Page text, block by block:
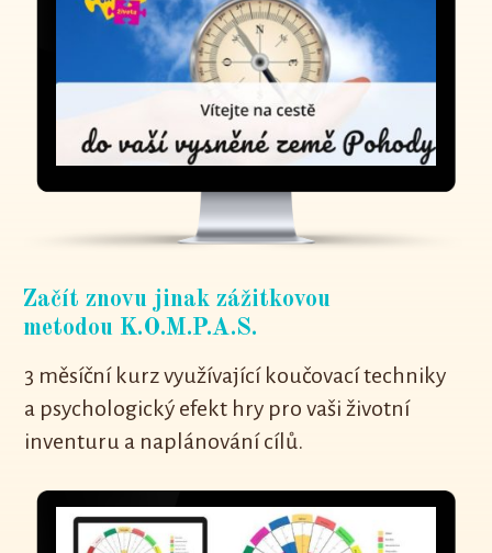
Začít znovu jinak zážitkovou
metodou K.O.M.P.A.S.
3 měsíční kurz využívající koučovací techniky
a psychologický efekt hry pro vaši životní
inventuru a naplánování cílů.